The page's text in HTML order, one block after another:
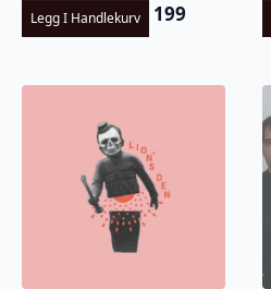
Legg I Handlekurv 199